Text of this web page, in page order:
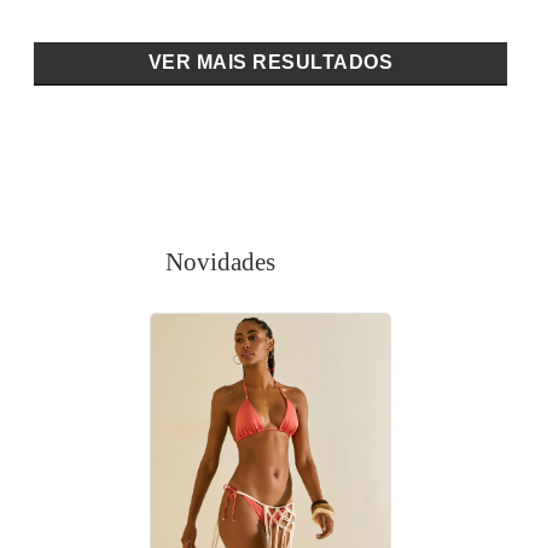
VER MAIS RESULTADOS
Novidades